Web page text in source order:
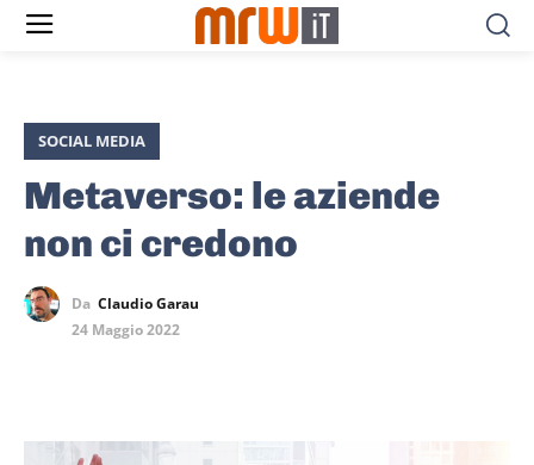
SOCIAL MEDIA
Metaverso: le aziende
non ci credono
Da Claudio Garau
24 Maggio 2022